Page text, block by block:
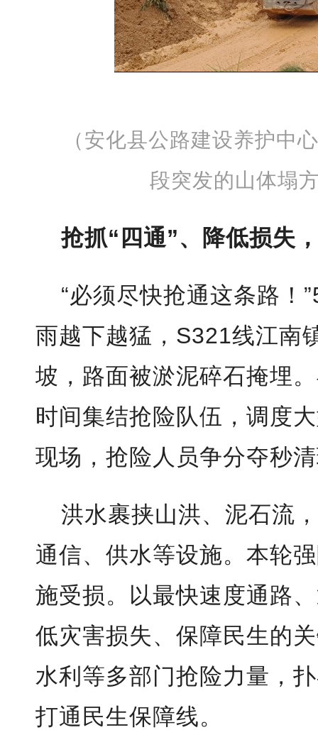
（安化县公路建设养护中
段突发的山体塌
抢抓“四通”、降低损失
“必须尽快抢通这条路！
雨越下越猛，S321线江南
坡，路面被淤泥碎石掩埋
时间集结抢险队伍，调度
现场，抢险人员争分夺秒
洪水裹挟山洪、泥石流
通信、供水等设施。本轮
施受损。以最快速度通路
低灾害损失、保障民生的
水利等多部门抢险力量，
打通民生保障线。